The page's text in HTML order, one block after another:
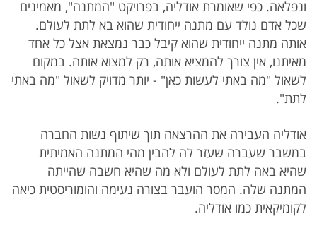
ונפלאה. כפי שאומרת אודליה, בפרויקט "המתנה", מאמינים
שכל אדם נולד עם מתנה ייחודית שהוא בא לתת לעולם.
אותה מתנה ייחודית שהוא קיבל כבר נמצאת אצל כל אחד
מאיתנו, אין צורך להמציא אותה, רק למצוא אותה. במקום
לשאול "מה באתי לעשות כאן" - יותר מדויק לשאול "מה באתי
לתת".
אודליה העבירה את ההרצאה תוך שיתוף נשות החברה
במשבר שעברה שעזר לה להבין מהי המתנה האמיתית
שהיא באה לתת לעולם ולא מה שהיא חשבה שהייתה
המתנה שלה. המסר הועבר בצורה נעימה והומוריסטית כיאה
לקומיקאית כמו אודליה.